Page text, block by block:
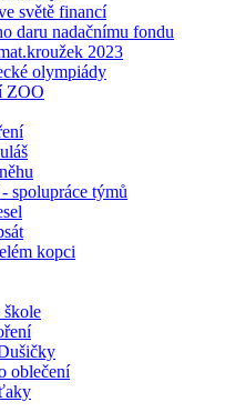
světě financí
daru nadačnímu fondu
2023
olympiády
ZOO
spolupráce týmů
kopci
škole
oblečení